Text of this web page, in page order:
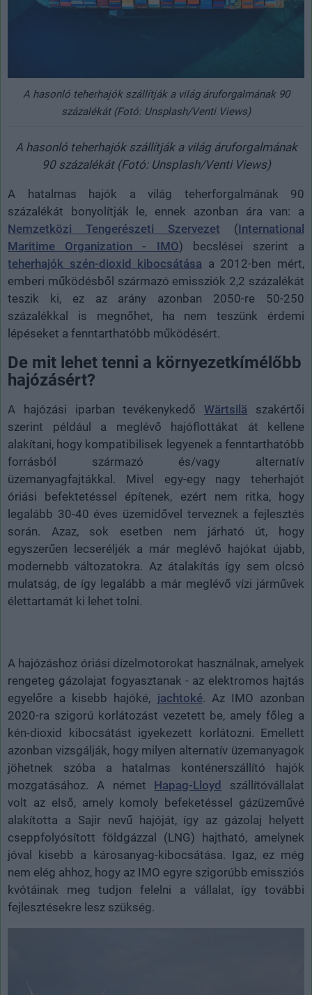
A hasonló teherhajók szállítják a világ áruforgalmának 90
százalékát (Fotó: Unsplash/Venti Views)
A hasonló teherhajók szállítják a világ áruforgalmának
90 százalékát (Fotó: Unsplash/Venti Views)
A hatalmas hajók a világ teherforgalmának 90
százalékát bonyolítják le, ennek azonban ára van: a
Nemzetközi Tengerészeti Szervezet (International
Maritime Organization - IMO) becslései szerint a
teherhajók szén-dioxid kibocsátása a 2012-ben mért,
emberi működésből származó emissziók 2,2 százalékát
teszik ki, ez az arány azonban 2050-re 50-250
százalékkal is megnőhet, ha nem teszünk érdemi
lépéseket a fenntarthatóbb működésért.
De mit lehet tenni a környezetkímélőbb
hajózásért?
A hajózási iparban tevékenykedőWärtsilä szakértői
szerint például a meglévő hajóflottákat át kellene
alakítani, hogy kompatibilisek legyenek a fenntarthatóbb
forrásból származó és/vagy alternatív
üzemanyagfajtákkal. Mivel egy-egy nagy teherhajót
óriási befektetéssel építenek, ezért nem ritka, hogy
legalább 30-40 éves üzemidővel terveznek a fejlesztés
során. Azaz, sok esetben nem járható út, hogy
egyszerűen lecseréljék a már meglévő hajókat újabb,
modernebb változatokra. Az átalakítás így sem olcsó
mulatság, de így legalább a már meglévő vízi járművek
élettartamát ki lehet tolni.
A hajózáshoz óriási dízelmotorokat használnak, amelyek
rengeteg gázolajat fogyasztanak - az elektromos hajtás
egyelőre a kisebb hajóké, jachtoké. Az IMO azonban
2020-ra szigorú korlátozást vezetett be, amely főleg a
kén-dioxid kibocsátást igyekezett korlátozni. Emellett
azonban vizsgálják, hogy milyen alternatív üzemanyagok
jöhetnek szóba a hatalmas konténerszállító hajók
mozgatásához. A német Hapag-Lloyd szállítóvállalat
volt az első, amely komoly befeketéssel gázüzeművé
alakította a Sajir nevű hajóját, így az gázolaj helyett
cseppfolyósított földgázzal (LNG) hajtható, amelynek
jóval kisebb a károsanyag-kibocsátása. Igaz, ez még
nem elég ahhoz, hogy az IMO egyre szigorúbb emissziós
kvótáinak meg tudjon felelni a vállalat, így további
fejlesztésekre lesz szükség.